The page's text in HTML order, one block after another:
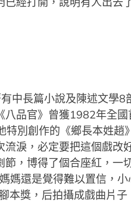
中長篇小說及陳述文學
品官》曾獲1982年全
別創作的《鄉長本姓
淚，必定要把這個戲改
，博得了個合座紅，一
媽還是覺得難以置信，
本獎，后拍攝成戲曲片